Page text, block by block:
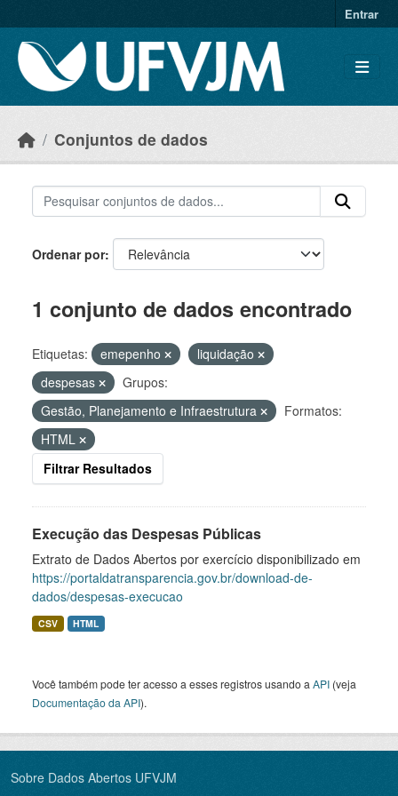
Entrar
Conjuntos de dados
Ordenar por
1 conjunto de dados encontrado
Etiquetas: emepenho
liquidação
despesas
Grupos:
Gestão, Planejamento e Infraestrutura
Formatos:
HTML
Filtrar Resultados
Execução das Despesas Públicas
Extrato de Dados Abertos por exercício disponibilizado em
https://portaldatransparencia.gov.br/download-de-
dados/despesas-execucao
CSV HTML
Você também pode ter acesso a esses registros usando a API (veja
Documentação da API).
Sobre Dados Abertos UFVJM